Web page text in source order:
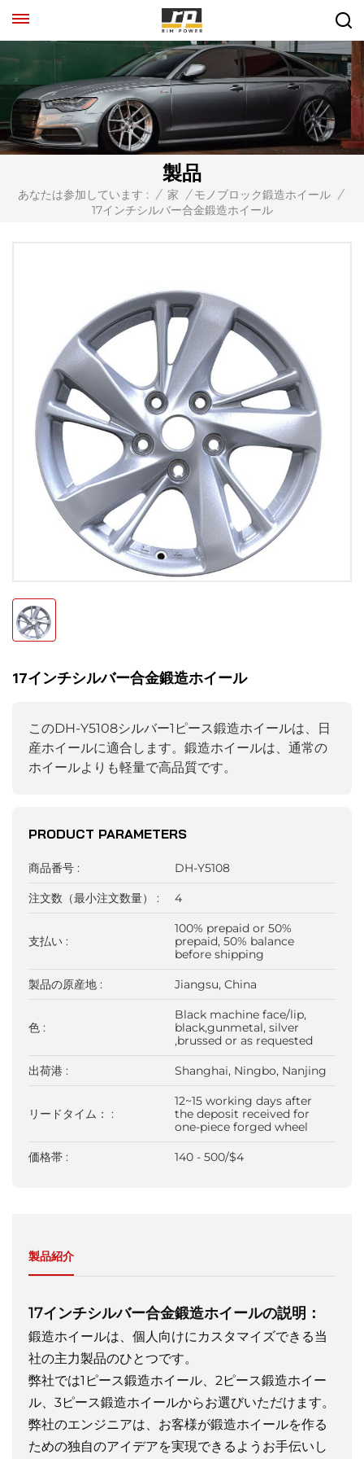
製品
あなたは参加しています : / 家 / モノブロック鍛造ホイール /
17インチシルバー合金鍛造ホイール
17インチシルバー合金鍛造ホイール
このDH-Y5108シルバー1ピース鍛造ホイールは、日
産ホイールに適合します。鍛造ホイールは、通常の
ホイールよりも軽量で高品質です。
PRODUCT PARAMETERS
商品番号 : DH-Y5108
注文数（最小注文数量） : 4
支払い :
100% prepaid or 50%
prepaid, 50% balance
before shipping
製品の原産地 : Jiangsu, China
色 :
Black machine face/lip,
black,gunmetal, silver
,brussed or as requested
出荷港 : Shanghai, Ningbo, Nanjing
リードタイム： :
12~15 working days after
the deposit received for
one-piece forged wheel
価格帯 : 140 - 500/$4
製品紹介
17インチシルバー合金鍛造ホイールの説明：
鍛造ホイールは、個人向けにカスタマイズできる当
社の主力製品のひとつです。
弊社では1ピース鍛造ホイール、2ピース鍛造ホイー
ル、3ピース鍛造ホイールからお選びいただけます。
弊社のエンジニアは、お客様が鍛造ホイールを作る
ための独自のアイデアを実現できるようお手伝いし